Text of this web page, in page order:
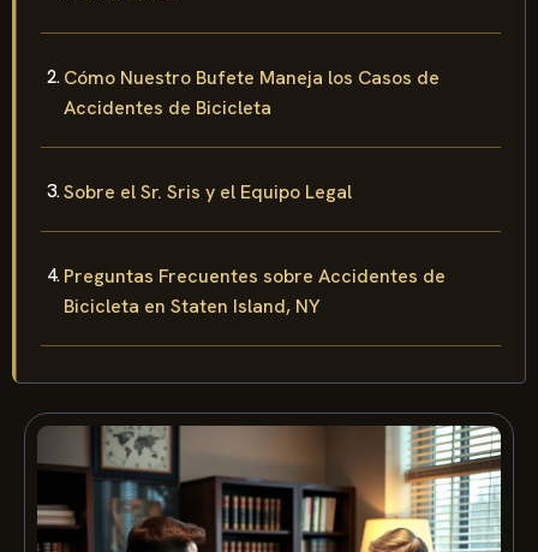
Cómo Nuestro Bufete Maneja los Casos de
Accidentes de Bicicleta
Sobre el Sr. Sris y el Equipo Legal
Preguntas Frecuentes sobre Accidentes de
Bicicleta en Staten Island, NY